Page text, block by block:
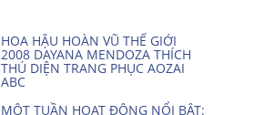
HOA HẬU HOÀN VŨ THẾ GIỚI
2008 DAYANA MENDOZA THÍCH
THÚ DIỆN TRANG PHỤC AOZAI
ABC
MỘT TUẦN HOẠT ĐỘNG NỔI BẬT: